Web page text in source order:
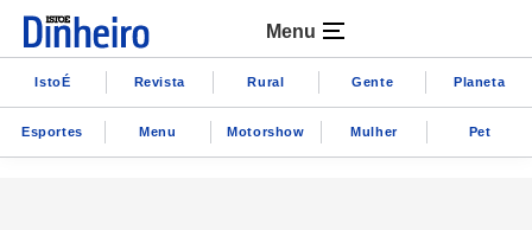
Menu
IstoÉ Revista Rural Gente Planeta
Esportes Menu Motorshow Mulher Pet